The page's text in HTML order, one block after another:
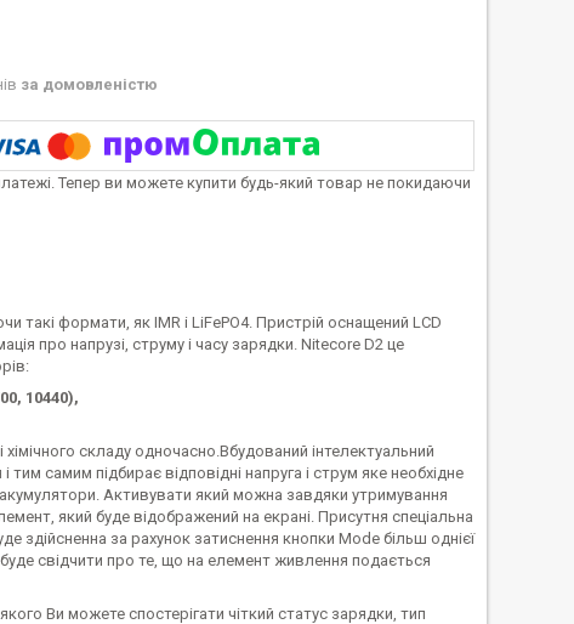
за домовленістю
Тепер ви можете купити будь-який товар не покидаючи
формати, як IMR і LiFePO4. Пристрій оснащений LCD
про напрузі, струму і часу зарядки. Nitecore D2 це
10440),
складу одночасно.Вбудований інтелектуальний
самим підбирає відповідні напруга і струм яке необхідне
Активувати який можна завдяки утримування
який буде відображений на екрані. Присутня спеціальна
здійсненна за рахунок затиснення кнопки Mode більш однієї
свідчити про те, що на елемент живлення подається
Ви можете спостерігати чіткий статус зарядки, тип